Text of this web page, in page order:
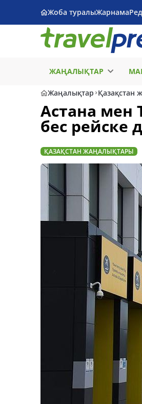
Жоба туралыЖарнама
ЖАҢАЛЫҚТАР
Жаңалықтар Қазақстан
Астана мен
бес рейске
ҚАЗАҚСТАН ЖАҢАЛЫҚТАРЫ